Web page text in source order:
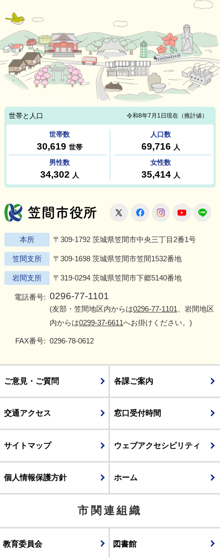
笠間市役所
X FacebookInstagram
本所 〒309-1792 茨城県笠間市中央三丁目2番1号
笠間支所 〒309-1698 茨城県笠間市笠間1532番地
岩間支所 〒319-0294 茨城県笠間市下郷5140番地
電話番号: 0296-77-1101
(友部・笠間地区内からは0296-77-1101 、岩間地区
内からは0299-37-6611へお掛けください。)
FAX番号: 0296-78-0612
ご意見・ご質問 各課ご案内
交通アクセス 窓口受付時間
サイトマップ ウェブアクセシビリティ
個人情報保護方針 ホーム
市関連組織
教育委員会 図書館